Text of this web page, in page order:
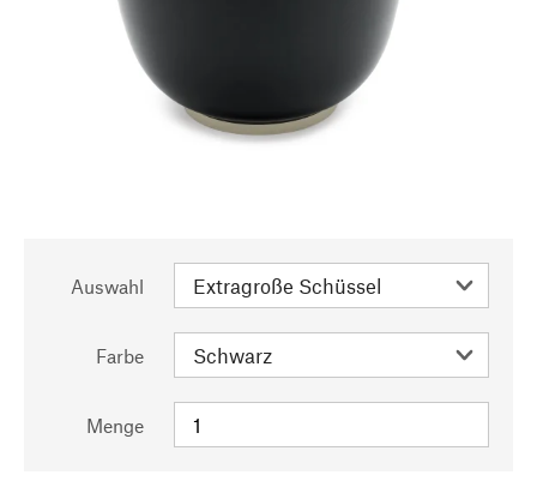
Auswahl
Farbe
Menge